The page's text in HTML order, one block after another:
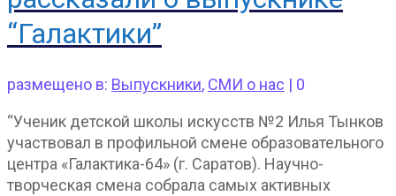
“Галактики”
размещено в: Выпускники, СМИ о нас | 0
“Ученик детской школы искусств №2 Илья Тынков
участвовал в профильной смене образовательного
центра «Галактика-64» (г. Саратов). Научно-
творческая смена собрала самых активных